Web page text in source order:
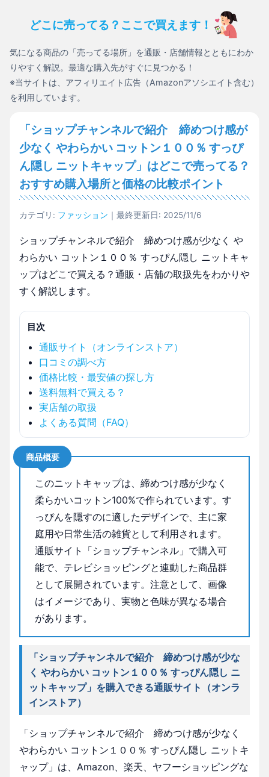
どこに売ってる？ここで買えます！
気になる商品の「売ってる場所」を通販・店舗情報とともにわか
りやすく解説。最適な購入先がすぐに見つかる！
※当サイトは、アフィリエイト広告（Amazonアソシエイト含む）
を利用しています。
「ショップチャンネルで紹介 締めつけ感が
少なく やわらかい コットン１００％ すっぴ
ん隠し ニットキャップ」はどこで売ってる？
おすすめ購入場所と価格の比較ポイント
カテゴリ: ファッション ｜最終更新日: 2025/11/6
ショップチャンネルで紹介 締めつけ感が少なく や
わらかい コットン１００％ すっぴん隠し ニットキャ
ップはどこで買える？通販・店舗の取扱先をわかりや
すく解説します。
目次
通販サイト（オンラインストア）
口コミの調べ方
価格比較・最安値の探し方
送料無料で買える？
実店舗の取扱
よくある質問（FAQ）
商品概要
このニットキャップは、締めつけ感が少なく
柔らかいコットン100%で作られています。す
っぴんを隠すのに適したデザインで、主に家
庭用や日常生活の雑貨として利用されます。
通販サイト「ショップチャンネル」で購入可
能で、テレビショッピングと連動した商品群
として展開されています。注意として、画像
はイメージであり、実物と色味が異なる場合
があります。
「ショップチャンネルで紹介 締めつけ感が少な
く やわらかい コットン１００％ すっぴん隠し ニ
ットキャップ」を購入できる通販サイト（オンラ
インストア）
「ショップチャンネルで紹介 締めつけ感が少なく
やわらかい コットン１００％ すっぴん隠し ニットキ
ャップ」は、Amazon、楽天、ヤフーショッピングな